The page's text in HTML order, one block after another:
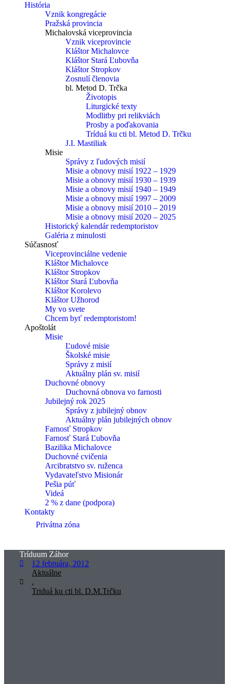
História
Vznik kongregácie
Pražská provincia
Michalovská viceprovincia
Vznik viceprovincie
Kláštor Michalovce
Kláštor Stará Ľubovňa
Kláštor Stropkov
Zosnulí členovia
bl. Metod D. Trčka
Životopis
Liturgické texty
Modlitby pri relikviách
Prosby a poďakovania
Tríduá ku cti bl. Metod D. Trčku
J.I. Mastiliak
Misie
Správy z ľudových misií
Misie a obnovy misií 1922 – 1929
Misie a obnovy misií 1930 – 1939
Misie a obnovy misií 1940 – 1949
Misie a obnovy misií 1997 – 2009
Misie a obnovy misií 2010 – 2019
Misie a obnovy misií 2020 – 2025
Historický kalendár redemptoristov
Galéria z minulosti
Súčasnosť
Viceprovinciálne vedenie
Kláštor Michalovce
Kláštor Stropkov
Kláštor Stará Ľubovňa
Kláštor Korolevo
Kláštor Užhorod
My vo svete
Chcem byť redemptoristom!
Apoštolát
Misie
Ľudové misie
Školské misie
Správy z misií
Aktuálny plán sv. misií
Duchovné obnovy
Duchovná obnova vo farnosti
Jubilejný rok 2025
Správy z jubilejný obnov
Aktuálny plán jubilejných obnov
Farnosť Stropkov
Farnosť Stará Ľubovňa
Bazilika Michalovce
Duchovné cvičenia
Arcibratstvo sv. ruženca
Vydavateľstvo Misionár
Pešia púť
Videá
2 % z dane (podpora)
Kontakty
Privátna zóna
Tríduum Záhor
12 februára, 2012
Aktuálne
,
Triduá ku cti bl. D.M.Trčku